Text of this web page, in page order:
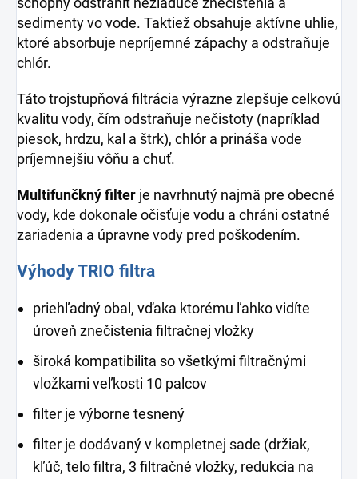
sedimenty vo vode. Taktiež obsahuje aktívne uhlie,
ktoré absorbuje nepríjemné zápachy a odstraňuje
chlór.
Táto trojstupňová filtrácia výrazne zlepšuje celkovú
kvalitu vody, čím odstraňuje nečistoty (napríklad
piesok, hrdzu, kal a štrk), chlór a prináša vode
príjemnejšiu vôňu a chuť.
Multifunčkný filter je navrhnutý najmä pre obecné
vody, kde dokonale očisťuje vodu a chráni ostatné
zariadenia a úpravne vody pred poškodením.
Výhody TRIO filtra
priehľadný obal, vďaka ktorému ľahko vidíte
úroveň znečistenia filtračnej vložky
široká kompatibilita so všetkými filtračnými
vložkami veľkosti 10 palcov
filter je výborne tesnený
filter je dodávaný v kompletnej sade (držiak,
kľúč, telo filtra, 3 filtračné vložky, redukcia na